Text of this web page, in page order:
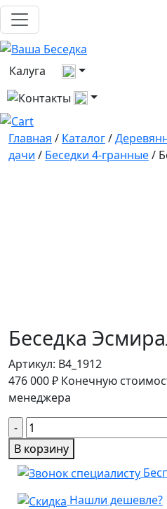
Калуга
Выберите город
Все контакты
Главная / Каталог/
дачи / Беседки 4-гранные/
Беседка
Артикул: B4_1912
476 000₽ Конечную
менеджера
Количество
товара
Беседка
Эсмиральда
5×7
В корзину
Нашли дешевле?